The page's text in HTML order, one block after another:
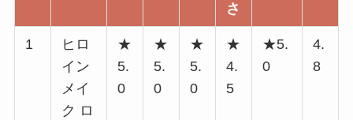
さ
1
ヒロ
イン
メイ
ク ロ
★
5.
0
★
5.
0
★
5.
0
★
4.
5
★5.
0
4.
8